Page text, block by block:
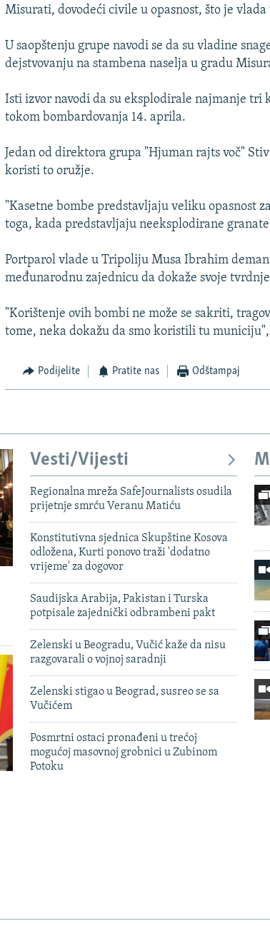
Misurati, dovodeći civile u opasnost, što je
U saopštenju grupe navodi se da su vladine
dejstvovanju na stambena naselja u gradu
Isti izvor navodi da su eksplodirale najmanje tri
tokom bombardovanja 14. aprila.
Jedan od direktora grupa "Hjuman rajts voč"
koristi to oružje.
"Kasetne bombe predstavljaju veliku opasnost
toga, kada predstavljaju neeksplodirane
Portparol vlade u Tripoliju Musa Ibrahim
međunarodnu zajednicu da dokaže svoje
"Korištenje ovih bombi ne može se sakriti,
tome, neka dokažu da smo koristili tu
Podijelite Pratite nas Odštampaj
Vesti/Vijesti
Regionalna mreža SafeJournalists osudila
prijetnje smrću Veranu Matiću
Konstitutivna sjednica Skupštine Kosova
odložena, Kurti ponovo traži 'dodatno
vrijeme' za dogovor
Saudijska Arabija, Pakistan i Turska
potpisale zajednički odbrambeni pakt
Zelenski u Beogradu, Vučić kaže da nisu
razgovarali o vojnoj saradnji
Zelenski stigao u Beograd, susreo se sa
Vučićem
Posmrtni ostaci pronađeni u trećoj
mogućoj masovnoj grobnici u Zubinom
Potoku